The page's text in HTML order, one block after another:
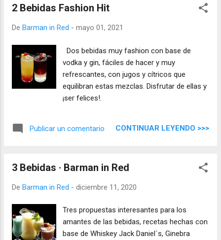
2 Bebidas Fashion Hit
De Barman in Red - mayo 01, 2021
Dos bebidas muy fashion con base de
vodka y gin, fáciles de hacer y muy
refrescantes, con jugos y cítricos que
equilibran estas mezclas. Disfrutar de ellas y
¡ser felices!.
Publicar un comentario CONTINUAR LEYENDO >>>
3 Bebidas · Barman in Red
De Barman in Red - diciembre 11, 2020
Tres propuestas interesantes para los
amantes de las bebidas, recetas hechas con
base de Whiskey Jack Daniel´s, Ginebra